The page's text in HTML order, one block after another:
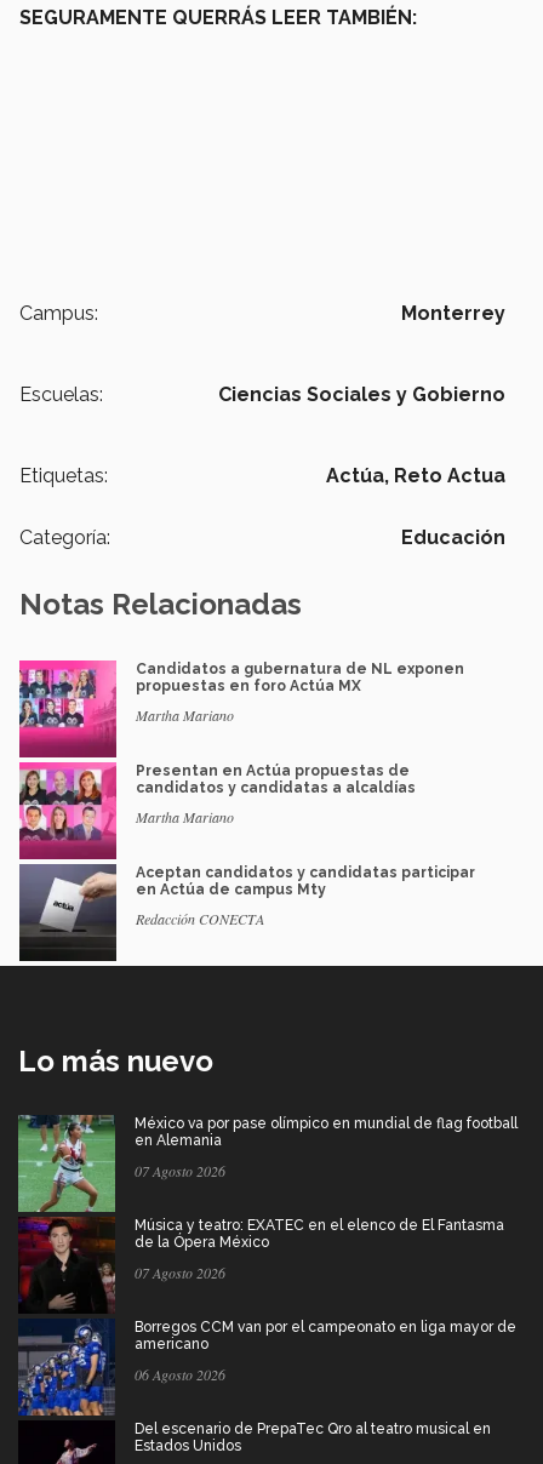
SEGURAMENTE QUERRÁS LEER TAMBIÉN:
Campus: Monterrey
Escuelas: Ciencias Sociales y Gobierno
Etiquetas: Actúa, Reto Actua
Categoría: Educación
Notas Relacionadas
Candidatos a gubernatura de NL exponen
propuestas en foro Actúa MX
Martha Mariano
Presentan en Actúa propuestas de
candidatos y candidatas a alcaldías
Martha Mariano
Aceptan candidatos y candidatas participar
en Actúa de campus Mty
Redacción CONECTA
Lo más nuevo
México va por pase olímpico en mundial de flag football
en Alemania
07 Agosto 2026
Música y teatro: EXATEC en el elenco de El Fantasma
de la Ópera México
07 Agosto 2026
Borregos CCM van por el campeonato en liga mayor de
americano
06 Agosto 2026
Del escenario de PrepaTec Qro al teatro musical en
Estados Unidos